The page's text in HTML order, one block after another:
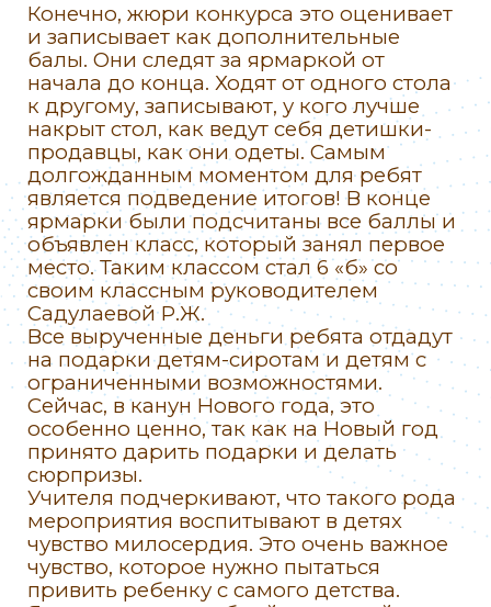
Конечно, жюри конкурса это оценивает
и записывает как дополнительные
балы. Они следят за ярмаркой от
начала до конца. Ходят от одного стола
к другому, записывают, у кого лучше
накрыт стол, как ведут себя детишки-
продавцы, как они одеты. Самым
долгожданным моментом для ребят
является подведение итогов! В конце
ярмарки были подсчитаны все баллы и
объявлен класс, который занял первое
место. Таким классом стал 6 «б» со
своим классным руководителем
Садулаевой Р.Ж.
Все вырученные деньги ребята отдадут
на подарки детям-сиротам и детям с
ограниченными возможностями.
Сейчас, в канун Нового года, это
особенно ценно, так как на Новый год
принято дарить подарки и делать
сюрпризы.
Учителя подчеркивают, что такого рода
мероприятия воспитывают в детях
чувство милосердия. Это очень важное
чувство, которое нужно пытаться
привить ребенку с самого детства.